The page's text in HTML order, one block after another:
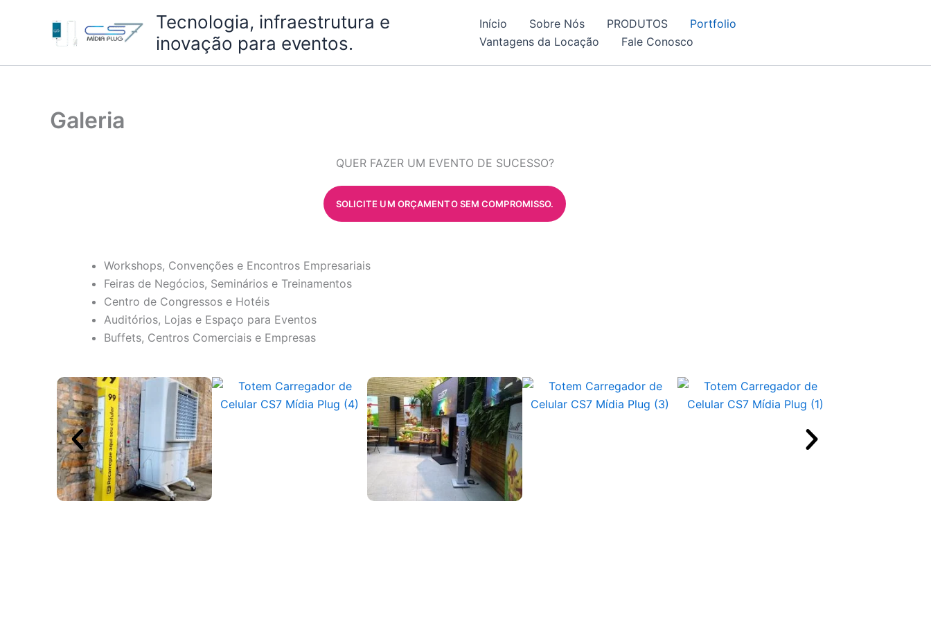
conteúdo
Tecnologia, infraestrutura e
inovação para eventos.
Início Sobre Nós PRODUTOS
Portfolio
Vantagens da Locação
Fale Conosco
Galeria
QUER FAZER UM EVENTO DE SUCESSO?
SOLICITE UM ORÇAMENTO SEM COMPROMISSO.
Workshops, Convenções e Encontros Empresariais
Feiras de Negócios, Seminários e Treinamentos
Centro de Congressos e Hotéis
Auditórios, Lojas e Espaço para Eventos
Buffets, Centros Comerciais e Empresas